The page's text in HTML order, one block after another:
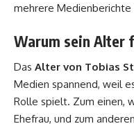
mehrere
Warum sein Alter
Das Alter von Tobias
Medien spannend, weil
Rolle spielt. Zum einen,
Ehefrau, und zum